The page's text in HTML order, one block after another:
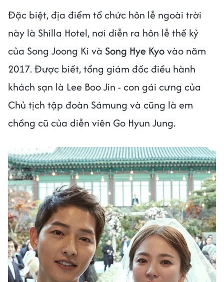
Đặc biệt, địa điểm tổ chức hôn lễ ngoài trời
này là Shilla Hotel, nơi diễn ra hôn lễ thế kỷ
của Song Joong Ki và Song Hye Kyovào năm
2017. Được biết, tổng giám đốc điều hành
khách sạn là Lee Boo Jin - con gái cưng của
Chủ tịch tập đoàn Sámung và cũng là em
chồng cũ của diễn viên Go Hyun Jung.